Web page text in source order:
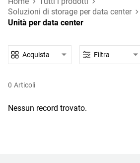
Soluzioni di storage per data center
Unità per data center
0 Articoli
Acquista Filtra
Nessun record trovato.